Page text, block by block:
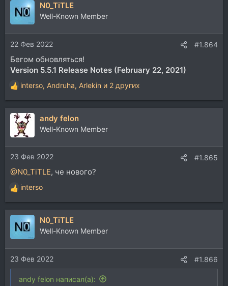
N0_TiTLE
Well-Known Member
22 Фев 2022 #1.864
Бегом обновляться!
Version 5.5.1 Release Notes (February 22, 2021)
Р
е
а
и
и
:
interso, Andruha, Arlekin и 2 других
andy felon
Well-Known Member
23 Фев 2022 #1.865
@N0_TiTLE, че нового?
Р
е
а
и
и
:
interso
N0_TiTLE
Well-Known Member
23 Фев 2022 #1.866
andy felon написал(а):